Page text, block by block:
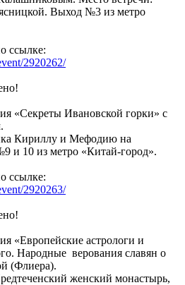
Выход №3 из метро
ссылке:
2920262/
«Секреты Ивановской горки» с
Кириллу и Мефодию на
и 10 из метро «Китай-город».
ссылке:
2920263/
«Европейские астрологи и
Народные верования славян о
(Флиера).
женский монастырь,